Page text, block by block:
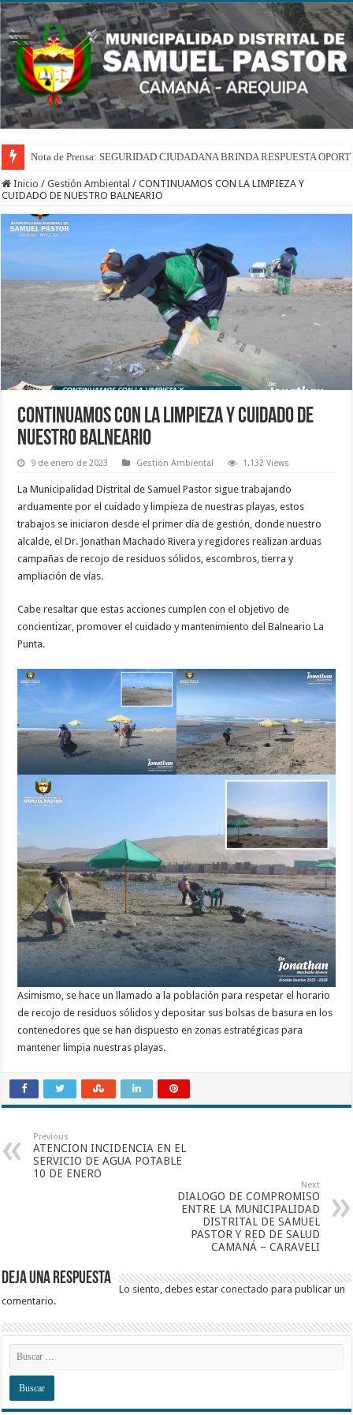
Nota de Prensa: SEGURIDAD CIUDADANA BRINDA RESPUESTA
Inicio / Gestión Ambiental / CONTINUAMOS CON LA LIMPIEZA Y
CUIDADO DE NUESTRO BALNEARIO
CONTINUAMOS CON LA LIMPIEZA Y CUIDADO DE
NUESTRO BALNEARIO
9 de enero de 2023 Gestión Ambiental 1,132 Views
La Municipalidad Distrital de Samuel Pastor sigue trabajando
arduamente por el cuidado y limpieza de nuestras playas, estos
trabajos se iniciaron desde el primer día de gestión, donde nuestro
alcalde, el Dr. Jonathan Machado Rivera y regidores realizan arduas
campañas de recojo de residuos sólidos, escombros, tierra y
ampliación de vías.
Cabe resaltar que estas acciones cumplen con el objetivo de
concientizar, promover el cuidado y mantenimiento del Balneario La
Punta.
Asimismo, se hace un llamado a la población para respetar el horario
de recojo de residuos sólidos y depositar sus bolsas de basura en los
contenedores que se han dispuesto en zonas estratégicas para
mantener limpia nuestras playas.
Previous
ATENCION INCIDENCIA EN EL
SERVICIO DE AGUA POTABLE
10 DE ENERO
Next
DIALOGO DE COMPROMISO
ENTRE LA MUNICIPALIDAD
DISTRITAL DE SAMUEL
PASTOR Y RED DE SALUD
CAMANÁ – CARAVELI
Deja una respuesta
Lo siento, debes estarconectado para publicar un
comentario.